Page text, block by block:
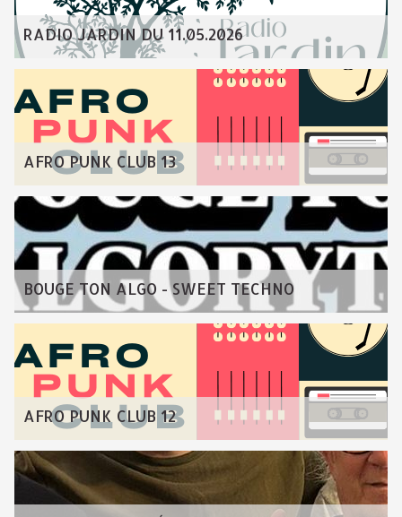
RADIO JARDIN DU 11.05.2026
AFRO PUNK CLUB 13
BOUGE TON ALGO - SWEET TECHNO
AFRO PUNK CLUB 12